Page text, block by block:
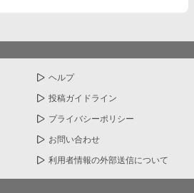
ヘルプ
投稿ガイドライン
プライバシーポリシー
お問い合わせ
利用者情報の外部送信について